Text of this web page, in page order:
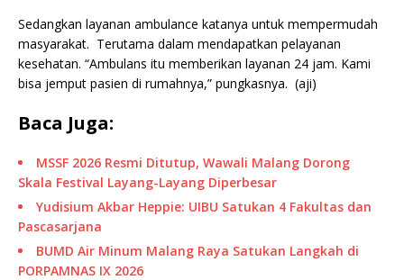
Sedangkan layanan ambulance katanya untuk mempermudah
masyarakat. Terutama dalam mendapatkan pelayanan
kesehatan. “Ambulans itu memberikan layanan 24 jam. Kami
bisa jemput pasien di rumahnya,” pungkasnya. (aji)
Baca Juga:
MSSF 2026 Resmi Ditutup, Wawali Malang Dorong
Skala Festival Layang-Layang Diperbesar
Yudisium Akbar Heppie: UIBU Satukan 4 Fakultas dan
Pascasarjana
BUMD Air Minum Malang Raya Satukan Langkah di
PORPAMNAS IX 2026